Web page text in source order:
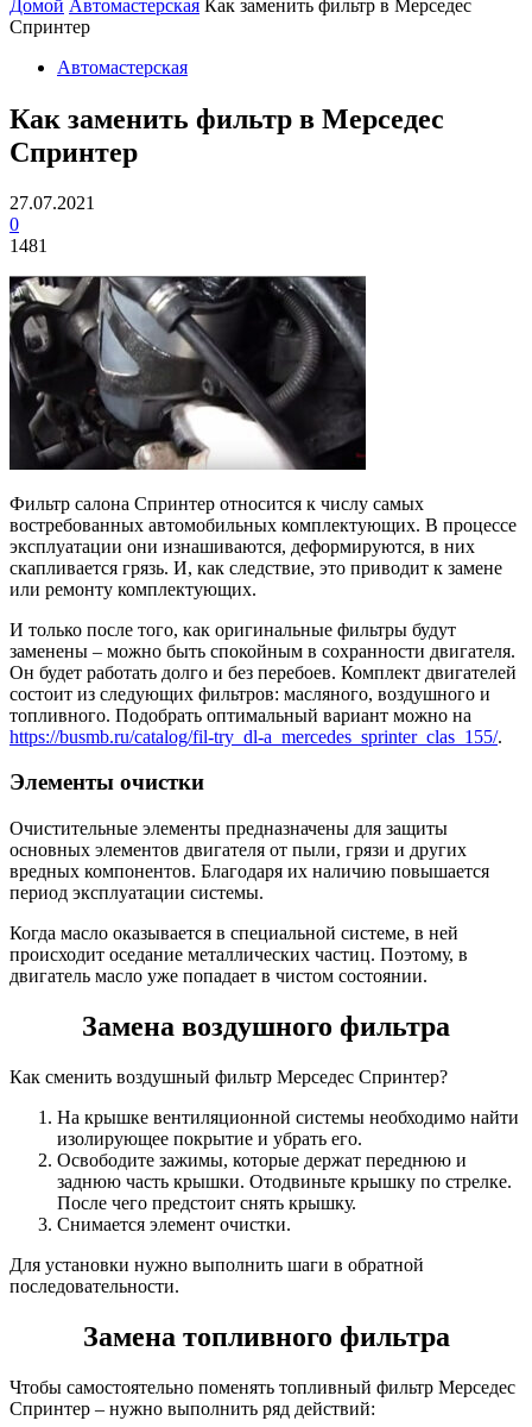
Домой Автомастерская Как заменить фильтр в Мерседес
Спринтер
Автомастерская
Как заменить фильтр в Мерседес
Спринтер
27.07.2021
0
1481
Фильтр салона Спринтер относится к числу самых
востребованных автомобильных комплектующих. В процессе
эксплуатации они изнашиваются, деформируются, в них
скапливается грязь. И, как следствие, это приводит к замене
или ремонту комплектующих.
И только после того, как оригинальные фильтры будут
заменены – можно быть спокойным в сохранности двигателя.
Он будет работать долго и без перебоев. Комплект двигателей
состоит из следующих фильтров: масляного, воздушного и
топливного. Подобрать оптимальный вариант можно на
https://busmb.ru/catalog/fil-try_dl-a_mercedes_sprinter_clas_155/.
Элементы очистки
Очистительные элементы предназначены для защиты
основных элементов двигателя от пыли, грязи и других
вредных компонентов. Благодаря их наличию повышается
период эксплуатации системы.
Когда масло оказывается в специальной системе, в ней
происходит оседание металлических частиц. Поэтому, в
двигатель масло уже попадает в чистом состоянии.
Замена воздушного фильтра
Как сменить воздушный фильтр Мерседес Спринтер?
На крышке вентиляционной системы необходимо найти
изолирующее покрытие и убрать его.
Освободите зажимы, которые держат переднюю и
заднюю часть крышки. Отодвиньте крышку по стрелке.
После чего предстоит снять крышку.
Снимается элемент очистки.
Для установки нужно выполнить шаги в обратной
последовательности.
Замена топливного фильтра
Чтобы самостоятельно поменять топливный фильтр Мерседес
Спринтер – нужно выполнить ряд действий: